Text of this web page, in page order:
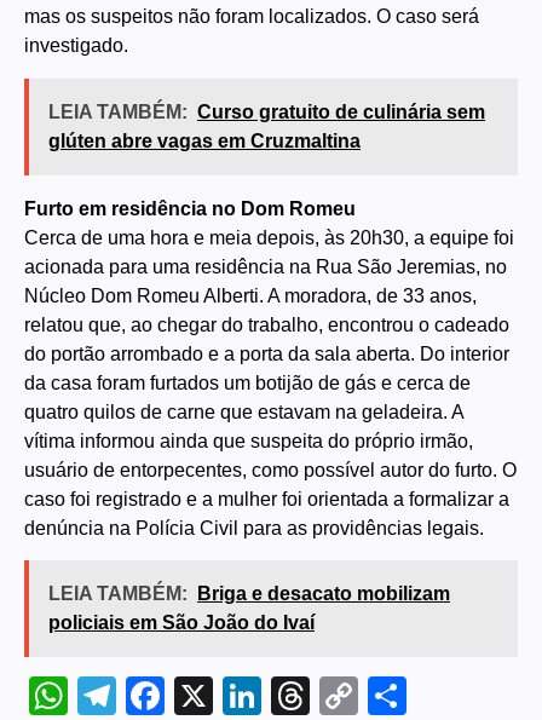
mas os suspeitos não foram localizados. O caso será
investigado.
LEIA TAMBÉM: Curso gratuito de culinária sem
glúten abre vagas em Cruzmaltina
Furto em residência no Dom Romeu
Cerca de uma hora e meia depois, às 20h30, a equipe foi
acionada para uma residência na Rua São Jeremias, no
Núcleo Dom Romeu Alberti. A moradora, de 33 anos,
relatou que, ao chegar do trabalho, encontrou o cadeado
do portão arrombado e a porta da sala aberta. Do interior
da casa foram furtados um botijão de gás e cerca de
quatro quilos de carne que estavam na geladeira. A
vítima informou ainda que suspeita do próprio irmão,
usuário de entorpecentes, como possível autor do furto. O
caso foi registrado e a mulher foi orientada a formalizar a
denúncia na Polícia Civil para as providências legais.
LEIA TAMBÉM:
Briga e desacato mobilizam
policiais em São João do Ivaí
WhatsApp
Telegram
Facebook
X LinkedIn
Threads
Copy